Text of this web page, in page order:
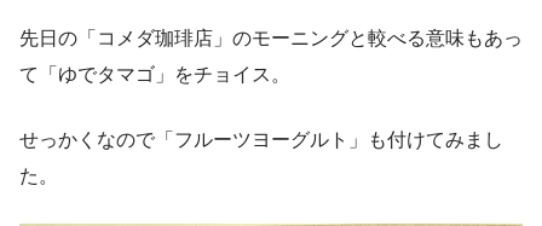
先日の「コメダ珈琲店」のモーニングと較べる意味もあっ
て「ゆでタマゴ」をチョイス。
せっかくなので「フルーツヨーグルト」も付けてみまし
た。